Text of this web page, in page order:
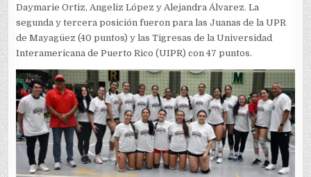
Daymarie Ortiz, Angeliz López y Alejandra Álvarez. La
segunda y tercera posición fueron para las Juanas de la UPR
de Mayagüez (40 puntos) y las Tigresas de la Universidad
Interamericana de Puerto Rico (UIPR) con 47 puntos.